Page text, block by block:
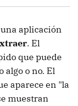
aplicación
. El
que puede
algo o no. El
aparece en "la
muestran